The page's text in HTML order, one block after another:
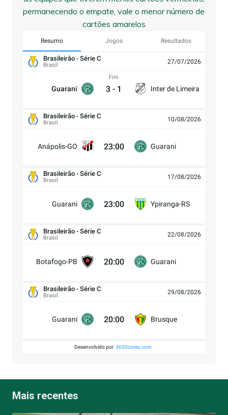
permanecendo o empate, vale o menor número de
cartões amarelos
Resumo Jogos Resultados
Brasileirão - Série C
Brasil 27/07/2026
Guarani
Fim
3 - 1 Inter de Limeira
Brasileirão - Série C
Brasil 10/08/2026
Anápolis-GO 23:00 Guarani
Brasileirão - Série C
Brasil 17/08/2026
Guarani 23:00 Ypiranga-RS
Brasileirão - Série C
Brasil 22/08/2026
Botafogo-PB 20:00 Guarani
Brasileirão - Série C
Brasil 29/08/2026
Guarani 20:00 Brusque
Desenvolvido por 365Scores.com
Mais recentes